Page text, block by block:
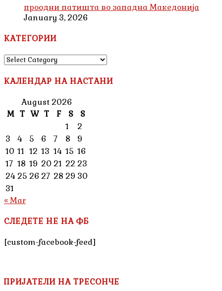
проодни патишта во западна Македонија
January 3, 2026
КАТЕГОРИИ
КАТЕГОРИИ
КАЛЕНДАР НА НАСТАНИ
August 2026
M T W T F S
S
1
2
3
4 5 6 7 8
9
10 11 12 13 14 15 16
17 18 19 20 21 22 23
24 25 26 27 28 29 30
31
« Mar
СЛЕДЕТЕ НЕ НА ФБ
[custom-facebook-feed]
ПРИЈАТЕЛИ НА ТРЕСОНЧЕ